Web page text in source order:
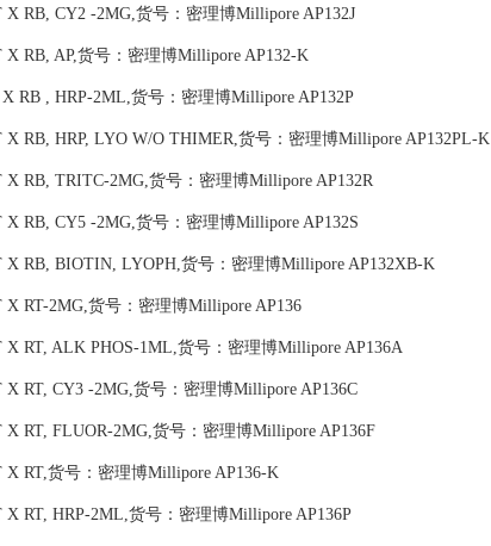
X RB, CY2 -2MG,货号：密理博Millipore AP132J
X RB, AP,货号：密理博Millipore AP132-K
RB , HRP-2ML,货号：密理博Millipore AP132P
X RB, HRP, LYO W/O THIMER,货号：密理博Millipore AP132PL-K
X RB, TRITC-2MG,货号：密理博Millipore AP132R
X RB, CY5 -2MG,货号：密理博Millipore AP132S
X RB, BIOTIN, LYOPH,货号：密理博Millipore AP132XB-K
X RT-2MG,货号：密理博Millipore AP136
X RT, ALK PHOS-1ML,货号：密理博Millipore AP136A
X RT, CY3 -2MG,货号：密理博Millipore AP136C
X RT, FLUOR-2MG,货号：密理博Millipore AP136F
X RT,货号：密理博Millipore AP136-K
X RT, HRP-2ML,货号：密理博Millipore AP136P